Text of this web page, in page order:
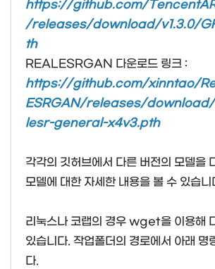
https://github.com/
/releases/download/v1.3.0/
th
REALESRGAN 다운로드 링크 :
https://github.com/xinntao/
ESRGAN/releases/
lesr-general-x4v3.pth
각각의 깃허브에서 다른 버전의 모델을
모델에 대한 자세한 내용을 볼 수 있습니
리눅스나 코랩의 경우 wget을 이용해
있습니다. 작업폴더의 경로에서 아래 명
다.